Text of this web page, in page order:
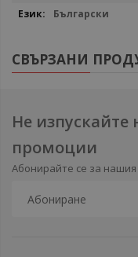
Български
СВЪРЗАНИ
Не
промоции
Абонирайте се за